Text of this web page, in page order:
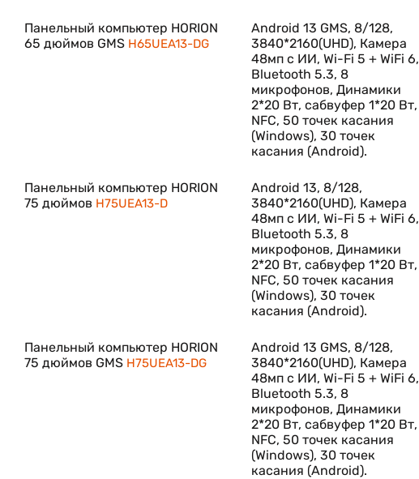
Панельный компьютер HORION
65 дюймов GMS H65UEA13-DG
Android 13 GMS, 8/128,
3840*2160(UHD), Камера
48мп с ИИ, Wi-Fi 5 + WiFi 6,
Bluetooth 5.3, 8
микрофонов, Динамики
2*20 Вт, сабвуфер 1*20 Вт,
NFC, 50 точек касания
(Windows), 30 точек
касания (Android).
Панельный компьютер HORION
75 дюймов H75UEA13-D
Android 13, 8/128,
3840*2160(UHD), Камера
48мп с ИИ, Wi-Fi 5 + WiFi 6,
Bluetooth 5.3, 8
микрофонов, Динамики
2*20 Вт, сабвуфер 1*20 Вт,
NFC, 50 точек касания
(Windows), 30 точек
касания (Android).
Панельный компьютер HORION
75 дюймов GMS H75UEA13-DG
Android 13 GMS, 8/128,
3840*2160(UHD), Камера
48мп с ИИ, Wi-Fi 5 + WiFi 6,
Bluetooth 5.3, 8
микрофонов, Динамики
2*20 Вт, сабвуфер 1*20 Вт,
NFC, 50 точек касания
(Windows), 30 точек
касания (Android).